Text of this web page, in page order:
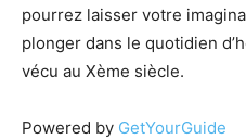
pourrez laisser votre
plonger dans le quotidien
vécu au Xème siècle.
Powered by GetYourGuide